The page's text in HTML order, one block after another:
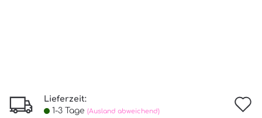
Lieferzeit:
1-3 Tage (Ausland abweichend)